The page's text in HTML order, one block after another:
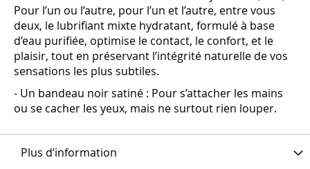
Pour l’un ou l’autre, pour l’un et l’autre, entre vous
deux, le lubrifiant mixte hydratant, formulé à base
d’eau purifiée, optimise le contact, le confort, et le
plaisir, tout en préservant l’intégrité naturelle de vos
sensations les plus subtiles.
- Un bandeau noir satiné : Pour s’attacher les mains
ou se cacher les yeux, mais ne surtout rien louper.
Plus d’information